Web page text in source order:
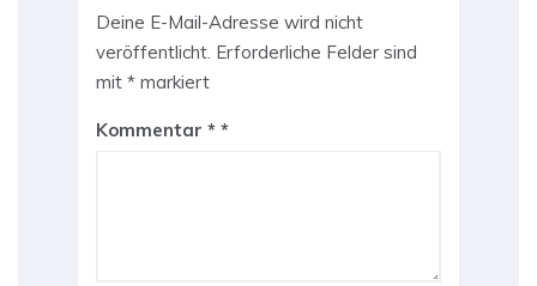
Deine E-Mail-Adresse wird nicht
veröffentlicht. Erforderliche Felder sind
mit * markiert
Kommentar *